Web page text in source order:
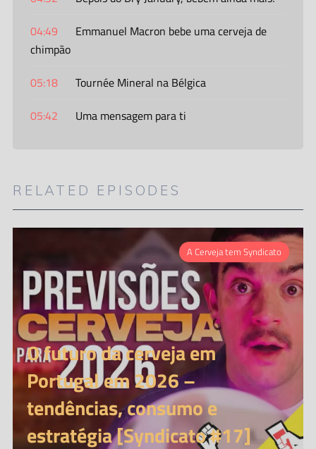
04:49
Emmanuel Macron bebe uma cerveja de
chimpão
05:18
Tournée Mineral na Bélgica
05:42
Uma mensagem para ti
RELATED EPISODES
A Cerveja tem Syndicato
O futuro da cerveja em
Portugal em 2026 –
tendências, consumo e
estratégia [Syndicato #17]